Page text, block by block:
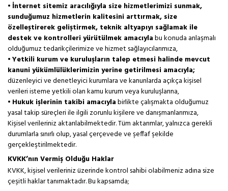
• İnternet sitemiz aracılığıyla size hizmetlerimizi sunmak,
sunduğumuz hizmetlerin kalitesini arttırmak, size
özelleştirerek geliştirmek, teknik altyapıyı sağlamak ile
destek ve kontrolleri yürütülmek amacıylabu konuda anlaşmalı
olduğumuz tedarikçilerimize ve hizmet sağlayıcılarımıza,
•Yetkili kurum ve kuruluşların talep etmesi halinde mevcut
kanuni yükümlülüklerimizin yerine getirilmesi amacıyla;
düzenleyici ve denetleyici kurumlara ve kanunlarda açıkça kişisel
verileri isteme yetkili olan kamu kurum veya kuruluşlarına,
• Hukuk işlerinin takibi amacıylabirlikte çalışmakta olduğumuz
yasal takip süreçleri ile ilgili zorunlu kişilere ve danışmanlarımıza,
Kişisel verileriniz aktarılabilmektedir. Tüm aktarımlar, yalnızca gerekli
durumlarla sınırlı olup, yasal çerçevede ve şeffaf şekilde
gerçekleştirilmektedir.
KVKK’nın Vermiş Olduğu Haklar
KVKK, kişisel verileriniz üzerinde kontrol sahibi olabilmeniz adına size
çeşitli haklar tanımaktadır. Bu kapsamda;